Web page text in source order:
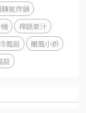
氣炸鍋
榨蔬果汁
風扇
颶風小折
扇